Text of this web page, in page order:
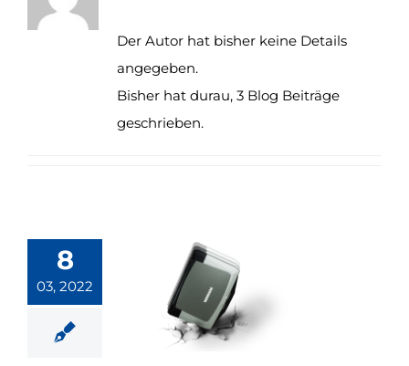
Der Autor hat bisher keine Details
angegeben.
Bisher hat durau, 3 Blog Beiträge
geschrieben.
8
03, 2022